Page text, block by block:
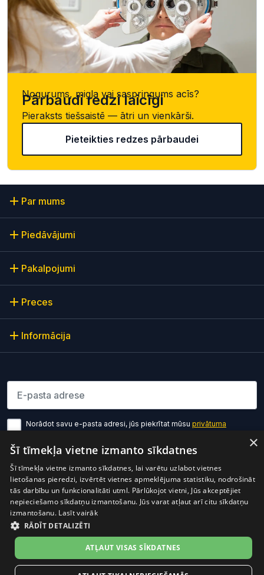
Nogurums, migla vai saspringums acīs?
Pārbaudi redzi laicīgi
Pieraksts tiešsaistē — ātri un vienkārši.
Pieteikties redzes pārbaudei
Par mums
Piedāvājumi
Pakalpojumi
Preces
Informācija
Lūdzu ievadiet e-pasta adresi
Norādot savu e-pasta adresi, jūs piekrītat mūsu privātuma
Preces cenā ir iekļauts PVN
© 2026 OptiO. Visas tiesības aizsargātas.
facebook
×
Šī tīmekļa vietne izmanto sīkdatnes
Šī tīmekļa vietne izmanto sīkdatnes, lai varētu uzlabot vietnes
lietošanas pieredzi, izvērtēt vietnes apmeklējuma statistiku, nodrošināt
tās darbību un funkcionalitāti utml. Pārlūkojot vietni, Jūs akceptējiet
nepieciešamo sīkdatņu izmantošanu. Jūs varat atļaut arī citu sīkdatņu
izmantošanu. Lasīt vairāk
RĀDĪT DETALIZĒTI
ATĻAUT VISAS SĪKDATNES